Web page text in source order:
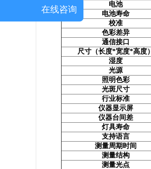
电池
电池寿命
校准
色彩差异
通信接口
尺寸（长度*宽度*高度）
湿度
光源
照明色彩
光斑尺寸
行业标准
仪器显示屏
仪器台间差
灯具寿命
支持语言
测量周期时间
测量结构
测量光点
在线咨询